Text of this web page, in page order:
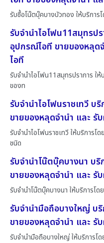
รับซื้อโน๊ตบุ๊คบางบัวทอง ให้บริการ
รับจำนำไอโฟน11สมุทรป
อุปกรณ์ไอที ขายของหลุด
ไอที
รับจำนำไอโฟน11สมุทรปราการ ใ
ของท
รับจำนำไอโฟนราชเทวี
ขายของหลุดจำนำ และ
รับจำนำไอโฟนราชเทวี ให้บริการ
ชนิด
รับจำนำโน๊ตบุ๊คบางนา บ
ขายของหลุดจำนำ และ
รับจำนำโน๊ตบุ๊คบางนา ให้บริการโ
รับจำนำมือถือบางใหญ่ บ
ขายของหลุดจำนำ และ
รับจำนำมือถือบางใหญ่ ให้บริการโ